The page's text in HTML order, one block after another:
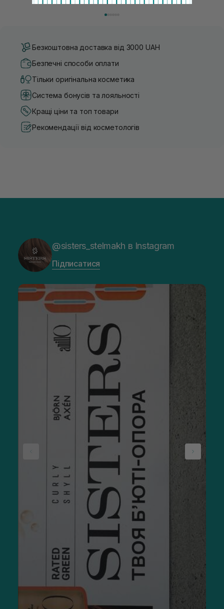
косметики переповнений новими пропозиціями, вибір
безліч переваг для шкіри
Безкоштовна доставка від 3000 UAH
Безпечні способи оплати
Тільки оригінальна косметика
Система бонусів та лояльності
Кращі ціни та топ товари
Рекомендації від косметологів
@sisters_stelmakh в Instagram
Підписатися